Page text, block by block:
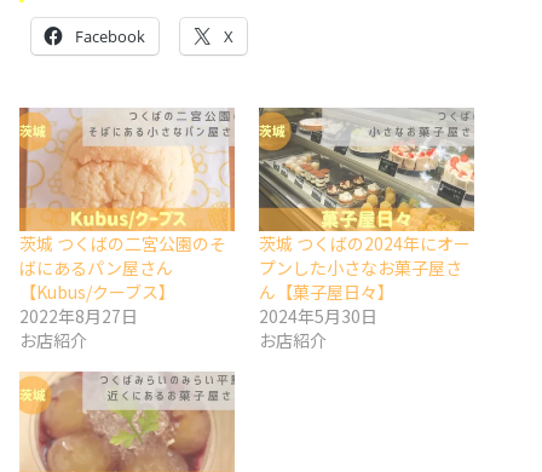
Facebook X
茨城 つくばの二宮公園のそ
ばにあるパン屋さん
【Kubus/クーブス】
2022年8月27日
お店紹介
茨城 つくばの2024年にオー
プンした小さなお菓子屋さ
ん【菓子屋日々】
2024年5月30日
お店紹介